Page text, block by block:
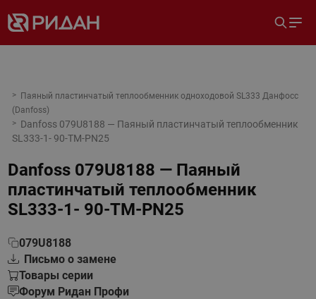
Паяный пластинчатый теплообменник одноходовой SL333 Данфосс
(Danfoss)
Danfoss 079U8188 — Паяный пластинчатый теплообменник
SL333-1- 90-TM-PN25
Danfoss 079U8188 — Паяный
пластинчатый теплообменник
SL333-1- 90-TM-PN25
079U8188
Письмо о замене
Товары серии
Форум Ридан Профи